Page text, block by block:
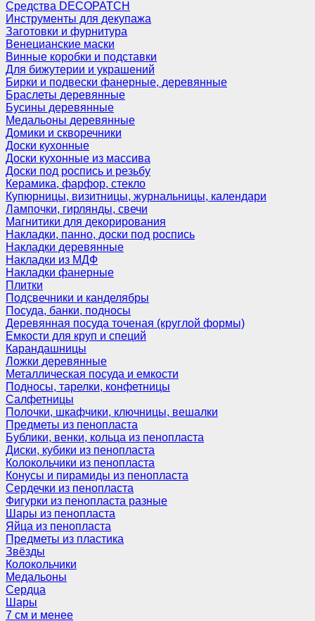
Средства DECOPATCH
Инструменты для декупажа
Заготовки и фурнитура
Венецианские маски
Винные коробки и подставки
Для бижутерии и украшений
Бирки и подвески фанерные, деревянные
Браслеты деревянные
Бусины деревянные
Медальоны деревянные
Домики и скворечники
Доски кухонные
Доски кухонные из массива
Доски под роспись и резьбу
Керамика, фарфор, стекло
Купюрницы, визитницы, журнальницы, календари
Лампочки, гирлянды, свечи
Магнитики для декорирования
Накладки, панно, доски под роспись
Накладки деревянные
Накладки из МДФ
Накладки фанерные
Плитки
Подсвечники и канделябры
Посуда, банки, подносы
Деревянная посуда точеная (круглой формы)
Емкости для круп и специй
Карандашницы
Ложки деревянные
Металлическая посуда и емкости
Подносы, тарелки, конфетницы
Салфетницы
Полочки, шкафчики, ключницы, вешалки
Предметы из пенопласта
Бублики, венки, кольца из пенопласта
Диски, кубики из пенопласта
Колокольчики из пенопласта
Конусы и пирамиды из пенопласта
Сердечки из пенопласта
Фигурки из пенопласта разные
Шары из пенопласта
Яйца из пенопласта
Предметы из пластика
Звёзды
Колокольчики
Медальоны
Сердца
Шары
7 см и менее